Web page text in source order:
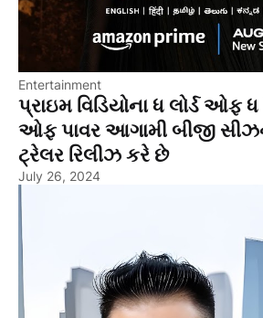
Entertainment
પ્રાઇમ વિડિયોના ધ લોર્ડ ઓફ ધ
ઓફ પાવર આગામી બીજી
ટ્રેલર રિલીઝ કરે છે
July 26, 2024